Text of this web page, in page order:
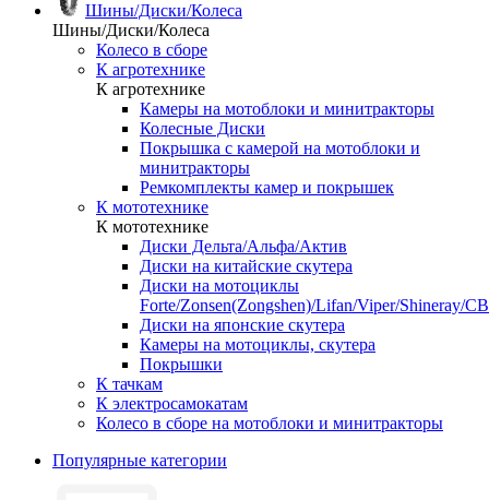
Шины/Диски/Колеса
Шины/Диски/Колеса
Колесо в сборе
К агротехнике
К агротехнике
Камеры на мотоблоки и минитракторы
Колесные Диски
Покрышка с камерой на мотоблоки и
минитракторы
Ремкомплекты камер и покрышек
К мототехнике
К мототехнике
Диски Дельта/Альфа/Актив
Диски на китайские скутера
Диски на мотоциклы
Forte/Zonsen(Zongshen)/Lifan/Viper/Shineray/CB
Диски на японские скутера
Камеры на мотоциклы, скутера
Покрышки
К тачкам
К электросамокатам
Колесо в сборе на мотоблоки и минитракторы
Популярные категории